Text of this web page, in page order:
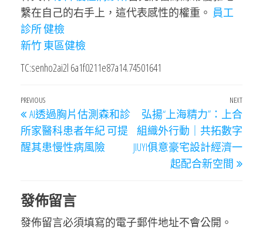
繫在自己的右手上，這代表感性的權重。 員工
診所 健檢
新竹 東區健檢
TC:senho2ai2l 6a1f0211e87a14.74501641
文
章
導
Previous
Post
PREVIOUS
AI透過胸片估測森和診
所家醫科患者年紀 可提
醒其患慢性病風險
Next
Post
NEXT
弘揚“上海精力”：上合
組織外行動｜共拓數字
JIUYI俱意豪宅設計經濟一
起配合新空間
發佈留言
發佈留言必須填寫的電子郵件地址不會公開。